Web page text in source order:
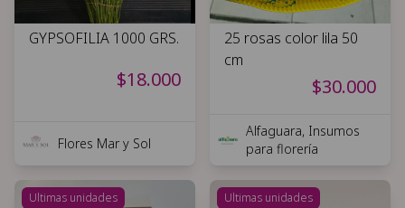
GYPSOFILIA 1000 GRS.
$18.000
Flores Mar y Sol
25 rosas color lila 50
cm
$30.000
Alfaguara, Insumos
para florería
Ultimas unidades Ultimas unidades